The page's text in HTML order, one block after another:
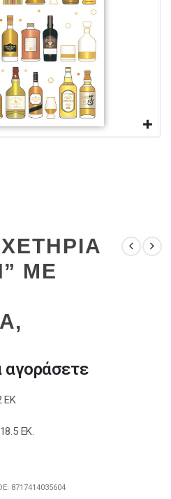
ΜΕ
αγοράσετε
ΕΚ
ΕΚ.
8717414035604